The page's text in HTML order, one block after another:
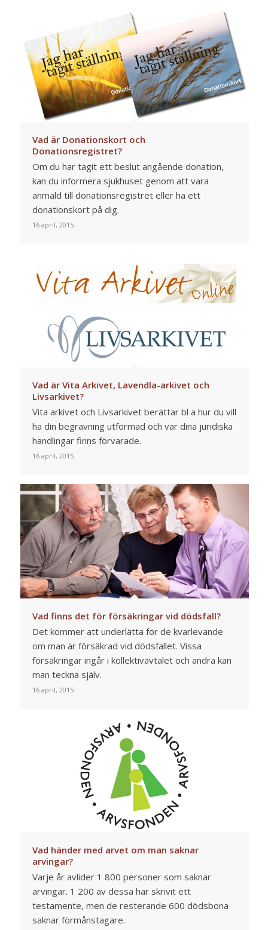
Vad är Donationskort och
Donationsregistret?
Om du har tagit ett beslut angående donation,
kan du informera sjukhuset genom att vara
anmäld till donationsregistret eller ha ett
donationskort på dig.
16 april, 2015
Vad är Vita Arkivet, Lavendla-arkivet och
Livsarkivet?
Vita arkivet och Livsarkivet berättar bl a hur du vill
ha din begravning utformad och var dina juridiska
handlingar finns förvarade.
16 april, 2015
Vad finns det för försäkringar vid dödsfall?
Det kommer att underlätta för de kvarlevande
om man är försäkrad vid dödsfallet. Vissa
försäkringar ingår i kollektivavtalet och andra kan
man teckna själv.
16 april, 2015
Vad händer med arvet om man saknar
arvingar?
Varje år avlider 1 800 personer som saknar
arvingar. 1 200 av dessa har skrivit ett
testamente, men de resterande 600 dödsbona
saknar förmånstagare.